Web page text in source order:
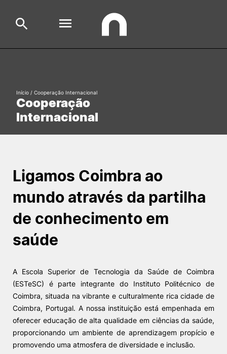
Cursos
Cooperação Internacional
Formative Offer
Cooperação
Internacional
Início / Cooperação Internacional
Ligamos Coimbra ao
mundo através da partilha
de conhecimento em
saúde
A Escola Superior de Tecnologia da Saúde de Coimbra
(ESTeSC) é parte integrante do Instituto Politécnico de
Coimbra, situada na vibrante e culturalmente rica cidade de
Coimbra, Portugal. A nossa instituição está empenhada em
oferecer educação de alta qualidade em ciências da saúde,
proporcionando um ambiente de aprendizagem propício e
promovendo uma atmosfera de diversidade e inclusão.